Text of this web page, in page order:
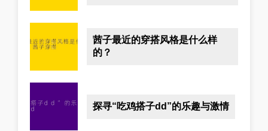
茜子最近的穿搭风格是什么样
的？
探寻“吃鸡搭子dd”的乐趣与激情